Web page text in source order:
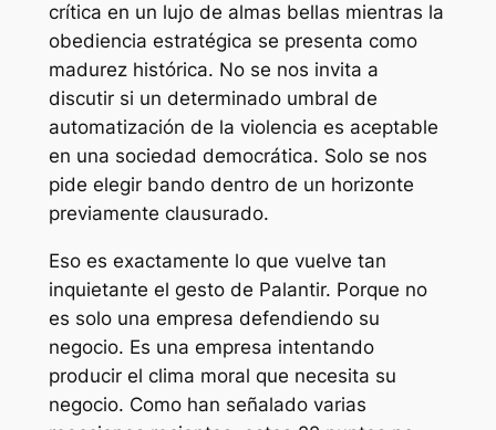
crítica en un lujo de almas bellas mientras la
obediencia estratégica se presenta como
madurez histórica. No se nos invita a
discutir si un determinado umbral de
automatización de la violencia es aceptable
en una sociedad democrática. Solo se nos
pide elegir bando dentro de un horizonte
previamente clausurado.
Eso es exactamente lo que vuelve tan
inquietante el gesto de Palantir. Porque no
es solo una empresa defendiendo su
negocio. Es una empresa intentando
producir el clima moral que necesita su
negocio. Como han señalado varias